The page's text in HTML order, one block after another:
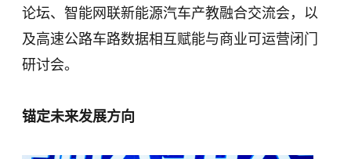
论坛、智能网联新能源汽车产教融合交流会，以
及高速公路车路数据相互赋能与商业可运营闭门
研讨会。
锚定未来发展方向